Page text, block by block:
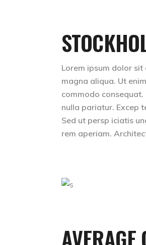
Lorem ipsum dolor
magna aliqua. Ut
commodo
nulla pariatur. Excep
Sed ut persp iciatis
rem aperiam.